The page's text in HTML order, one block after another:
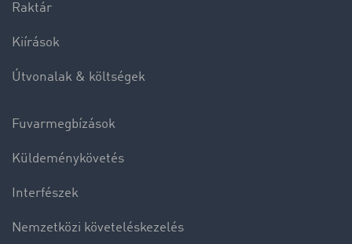
Raktár
Kiírások
Útvonalak & költségek
Fuvarmegbízások
Küldeménykövetés
Interfészek
Nemzetközi követeléskezelés